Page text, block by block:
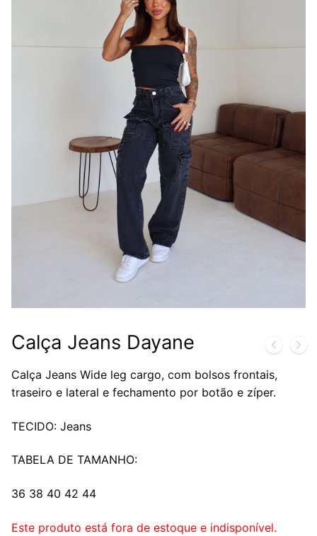
Calça Jeans Dayane
Calça Jeans Wide leg cargo, com bolsos frontais,
traseiro e lateral e fechamento por botão e zíper.
TECIDO: Jeans
TABELA DE TAMANHO:
36 38 40 42 44
Este produto está fora de estoque e indisponível.